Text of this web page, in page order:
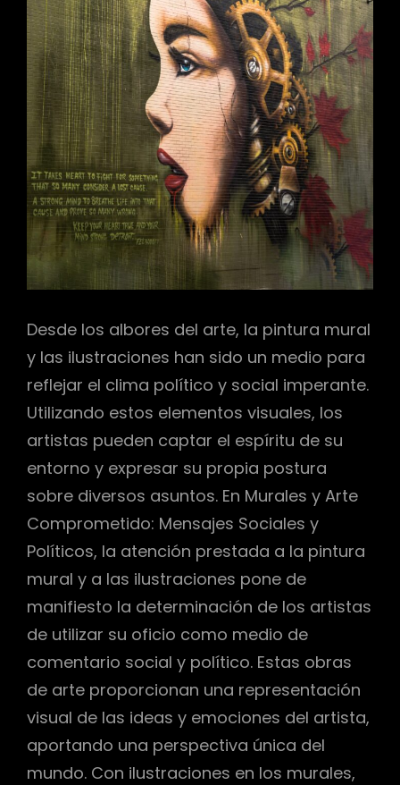
Desde los albores del arte, la pintura mural
y las ilustraciones han sido un medio para
reflejar el clima político y social imperante.
Utilizando estos elementos visuales, los
artistas pueden captar el espíritu de su
entorno y expresar su propia postura
sobre diversos asuntos. En Murales y Arte
Comprometido: Mensajes Sociales y
Políticos, la atención prestada a la pintura
mural y a las ilustraciones pone de
manifiesto la determinación de los artistas
de utilizar su oficio como medio de
comentario social y político. Estas obras
de arte proporcionan una representación
visual de las ideas y emociones del artista,
aportando una perspectiva única del
mundo. Con ilustraciones en los murales,